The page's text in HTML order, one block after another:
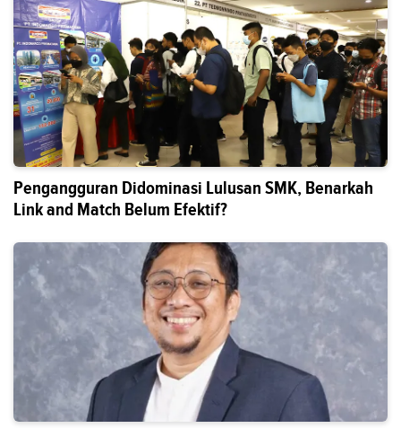
Pengangguran Didominasi Lulusan SMK, Benarkah
Link and Match Belum Efektif?